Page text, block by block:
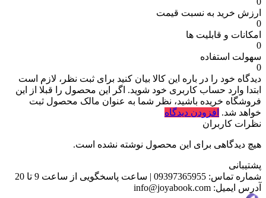
ارزش خرید به نسبت قیمت
0
امکانات و قابلیت ها
0
سهولت استفاده
0
دیدگاه خود را در باره این کالا بیان کنید برای ثبت نظر، لازم است
ابتدا وارد حساب کاربری خود شوید. اگر این محصول را قبلا از این
فروشگاه خریده باشید، نظر شما به عنوان مالک محصول ثبت
خواهد شد. افزودن دیدگاه
نظرات کاربران
هیچ دیدگاهی برای این محصول نوشته نشده است.
پشتیبانی
شماره تماس: 09397365955
| ساعت پاسخگویی از ساعت 9 تا 20
آدرس ایمیل: info@joyabook.com